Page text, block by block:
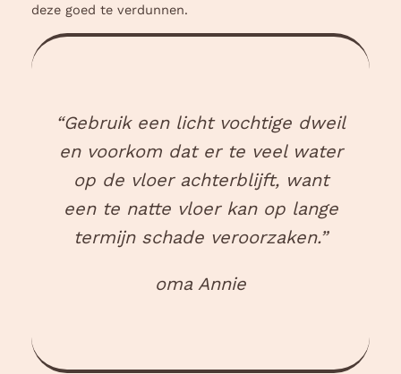
deze goed te verdunnen.
“Gebruik een licht vochtige dweil
en voorkom dat er te veel water
op de vloer achterblijft, want
een te natte vloer kan op lange
termijn schade veroorzaken.”
oma Annie